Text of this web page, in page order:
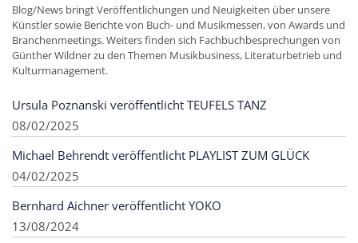
Blog/News bringt Veröffentlichungen und Neuigkeiten über unsere
Künstler sowie Berichte von Buch- und Musikmessen, von Awards und
Branchenmeetings. Weiters finden sich Fachbuchbesprechungen von
Günther Wildner zu den Themen Musikbusiness, Literaturbetrieb und
Kulturmanagement.
Ursula Poznanski veröffentlicht TEUFELS TANZ
08/02/2025
Michael Behrendt veröffentlicht PLAYLIST ZUM GLÜCK
04/02/2025
Bernhard Aichner veröffentlicht YOKO
13/08/2024